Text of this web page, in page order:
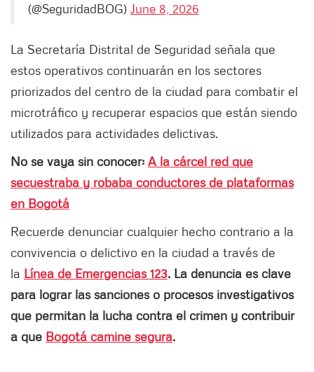
(@SeguridadBOG) June 8, 2026
La Secretaría Distrital de Seguridad señala que
estos operativos continuarán en los sectores
priorizados del centro de la ciudad para combatir el
microtráfico y recuperar espacios que están siendo
utilizados para actividades delictivas.
No se vaya sin conocer: A la cárcel red que
secuestraba y robaba conductores de plataformas
en Bogotá
Recuerde denunciar cualquier hecho contrario a la
convivencia o delictivo en la ciudad a través de
la Línea de Emergencias 123. La denuncia es clave
para lograr las sanciones o procesos investigativos
que permitan la lucha contra el crimen y contribuir
a que Bogotá camine segura.